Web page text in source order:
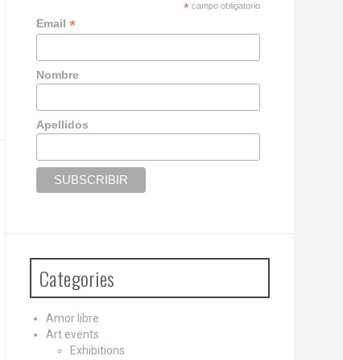
*campo obligatorio
Email*
Nombre
Apellidos
Categories
Amor libre
Art events
Exhibitions